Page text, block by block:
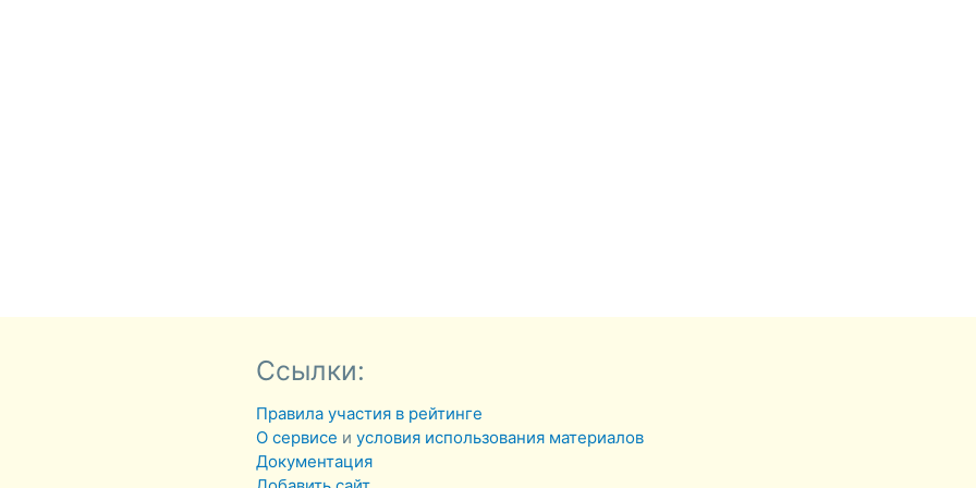
Ссылки:
Правила участия в рейтинге
О сервисе иусловия использования материалов
Документация